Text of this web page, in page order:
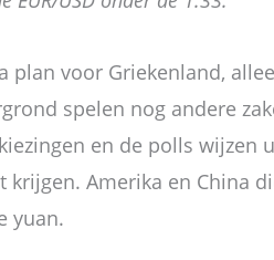
plan voor Griekenland,
spelen nog andere
en de polls wijzen
Amerika en China
yuan.